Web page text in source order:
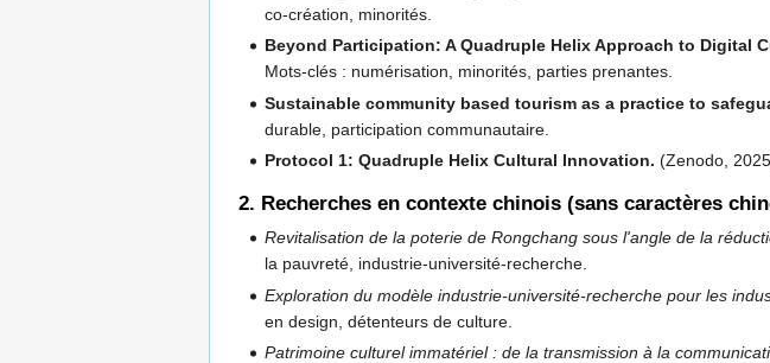
co-création, minorités.
Beyond Participation: A Quadruple Helix Approach to Digital
Mots-clés : numérisation, minorités, parties prenantes.
Sustainable community based tourism as a practice to
durable, participation communautaire.
Protocol 1: Quadruple Helix Cultural Innovation. (Zenodo,
2. Recherches en contexte chinois (sans caractères
Revitalisation de la poterie de Rongchang sous l'angle de la
la pauvreté, industrie-université-recherche.
Exploration du modèle industrie-université-recherche pour les
en design, détenteurs de culture.
Patrimoine culturel immatériel : de la transmission à la